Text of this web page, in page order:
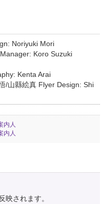
Noriyuki Mori
Koro Suzuki
Kenta Arai
/山縣絵真 Flyer Design: Shi
内人
内人
映されます。